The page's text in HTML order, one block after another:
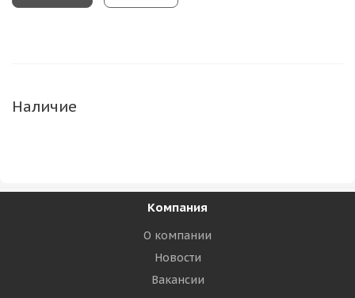
Наличие
Компания
О компании
Новости
Вакансии